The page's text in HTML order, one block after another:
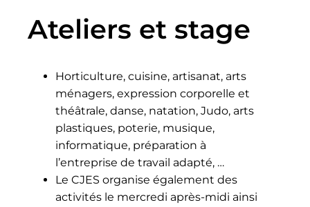
Ateliers et stage
Horticulture, cuisine, artisanat, arts
ménagers, expression corporelle et
théâtrale, danse, natation, Judo, arts
plastiques, poterie, musique,
informatique, préparation à
l’entreprise de travail adapté, …
Le CJES organise également des
activités le mercredi après-midi ainsi